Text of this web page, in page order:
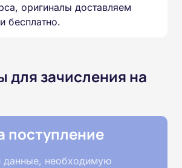
оригиналы доставляем
бесплатно.
для зачисления на
поступление
данные, необходимую